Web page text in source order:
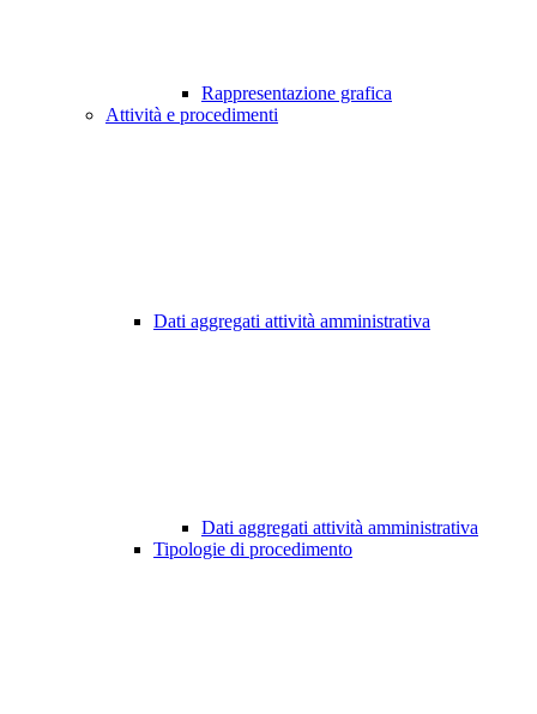
Rappresentazione grafica
Attività e procedimenti
Dati aggregati attività amministrativa
Dati aggregati attività amministrativa
Tipologie di procedimento